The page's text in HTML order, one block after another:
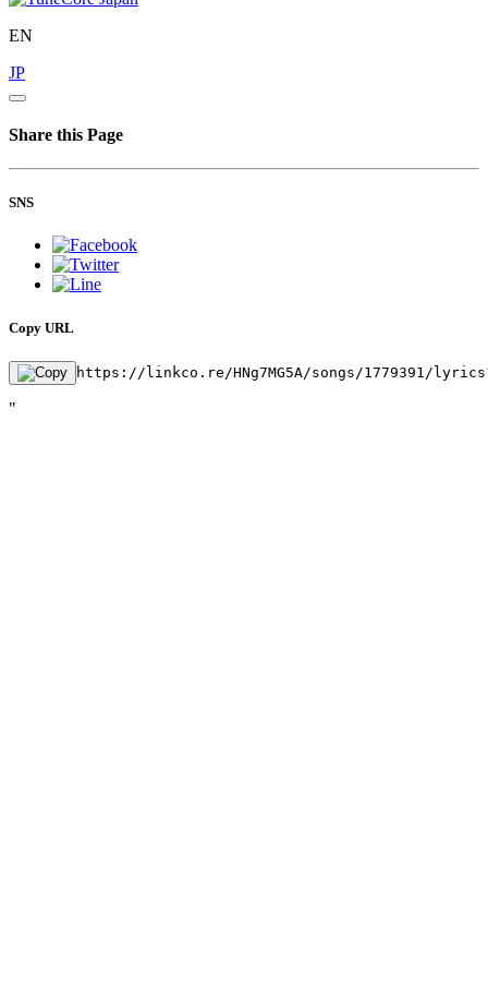
EN
JP
Share this Page
SNS
Copy URL
https://linkco.re/HNg7MG5A/songs/1779391/
"